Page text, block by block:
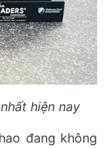
hiện nay
đang không